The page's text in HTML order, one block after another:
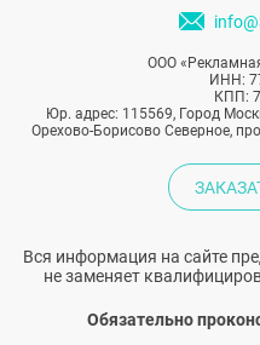
ООО
ИНН:
КПП:
Юр. адрес: 115569, Город
Орехово-Борисово Северное,
Вся информация на сайте
не заменяет
Обязательно